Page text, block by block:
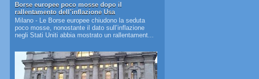
Borse europee poco mosse dopo il
rallentamento dell’inflazione Usa
Milano - Le Borse europee chiudono la seduta
poco mosse, nonostante il dato sull’inflazione
negli Stati Uniti abbia mostrato un rallentament...